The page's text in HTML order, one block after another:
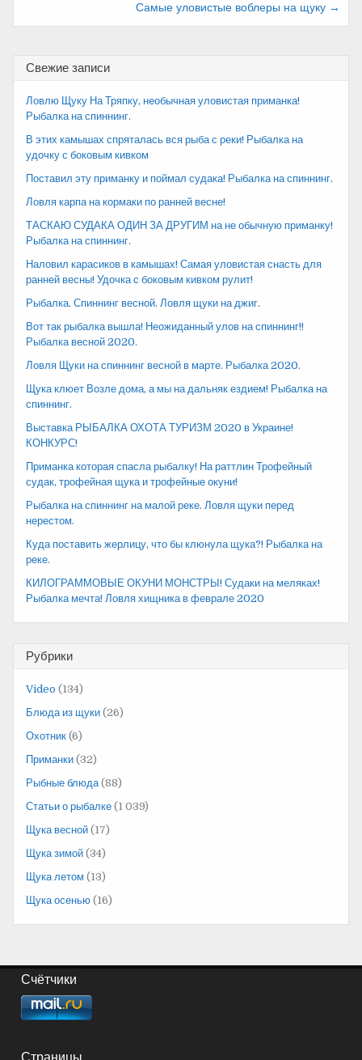
записям
Самые уловистые воблеры на щуку →
Свежие записи
Ловлю Щуку На Тряпку, необычная уловистая приманка!
Рыбалка на спиннинг.
В этих камышах спряталась вся рыба с реки! Рыбалка на
удочку с боковым кивком
Поставил эту приманку и поймал судака! Рыбалка на спиннинг.
Ловля карпа на кормаки по ранней весне!
ТАСКАЮ СУДАКА ОДИН ЗА ДРУГИМ на не обычную приманку!
Рыбалка на спиннинг.
Наловил карасиков в камышах! Самая уловистая снасть для
ранней весны! Удочка с боковым кивком рулит!
Рыбалка. Спиннинг весной. Ловля щуки на джиг.
Вот так рыбалка вышла! Неожиданный улов на спиннинг!!
Рыбалка весной 2020.
Ловля Щуки на спиннинг весной в марте. Рыбалка 2020.
Щука клюет Возле дома, а мы на дальняк ездием! Рыбалка на
спиннинг.
Выставка РЫБАЛКА ОХОТА ТУРИЗМ 2020 в Украине!
КОНКУРС!
Приманка которая спасла рыбалку! На раттлин Трофейный
судак, трофейная щука и трофейные окуни!
Рыбалка на спиннинг на малой реке. Ловля щуки перед
нерестом.
Куда поставить жерлицу, что бы клюнула щука?! Рыбалка на
реке.
КИЛОГРАММОВЫЕ ОКУНИ МОНСТРЫ! Судаки на меляках!
Рыбалка мечта! Ловля хищника в феврале 2020
Рубрики
Video (134)
Блюда из щуки (26)
Охотник (6)
Приманки (32)
Рыбные блюда(88)
Статьи о рыбалке (1 039)
Щука весной (17)
Щука зимой (34)
Щука летом (13)
Щука осенью (16)
Счётчики